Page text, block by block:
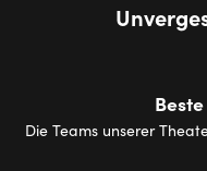
Die Teams unserer